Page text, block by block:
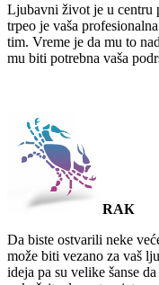
Ljubavni život je u centru
trpeo je vaša
tim. Vreme je da mu to
mu biti potrebna vaša
RAК
Da biste ostvarili neke
može biti vezano za vaš
ideja pa su velike šanse